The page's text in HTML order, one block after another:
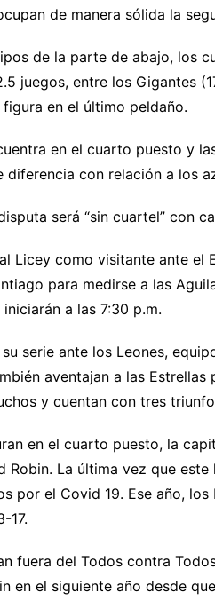
de manera sólida la
de la parte de abajo, los
juegos, entre los Gigantes
en el último peldaño.
en el cuarto puesto y
diferencia con relación a los
será “sin cuartel” con
Licey como visitante ante el
para medirse a las
a las 7:30 p.m.
serie ante los Leones,
aventajan a las
y cuentan con tres
en el cuarto puesto, la
Robin. La última vez que
por el Covid 19. Ese año,
17.
fuera del Todos contra
en el siguiente año desde